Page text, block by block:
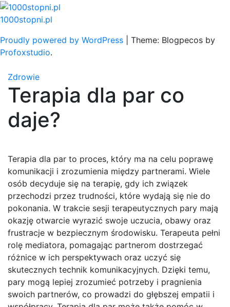
Skip
to
1000stopni.pl
Proudly powered by WordPress
Theme: Blogpecos by
Profoxstudio.
Zdrowie
Terapia dla par co
daje?
Terapia dla par to proces, który ma na celu poprawę
komunikacji i zrozumienia między partnerami. Wiele
osób decyduje się na terapię, gdy ich związek
przechodzi przez trudności, które wydają się nie do
pokonania. W trakcie sesji terapeutycznych pary mają
okazję otwarcie wyrazić swoje uczucia, obawy oraz
frustracje w bezpiecznym środowisku. Terapeuta pełni
rolę mediatora, pomagając partnerom dostrzegać
różnice w ich perspektywach oraz uczyć się
skutecznych technik komunikacyjnych. Dzięki temu,
pary mogą lepiej zrozumieć potrzeby i pragnienia
swoich partnerów, co prowadzi do głębszej empatii i